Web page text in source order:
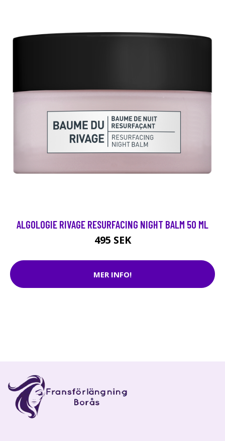
ALGOLOGIE RIVAGE RESURFACING NIGHT BALM 50 ML
495 SEK
MER INFO!